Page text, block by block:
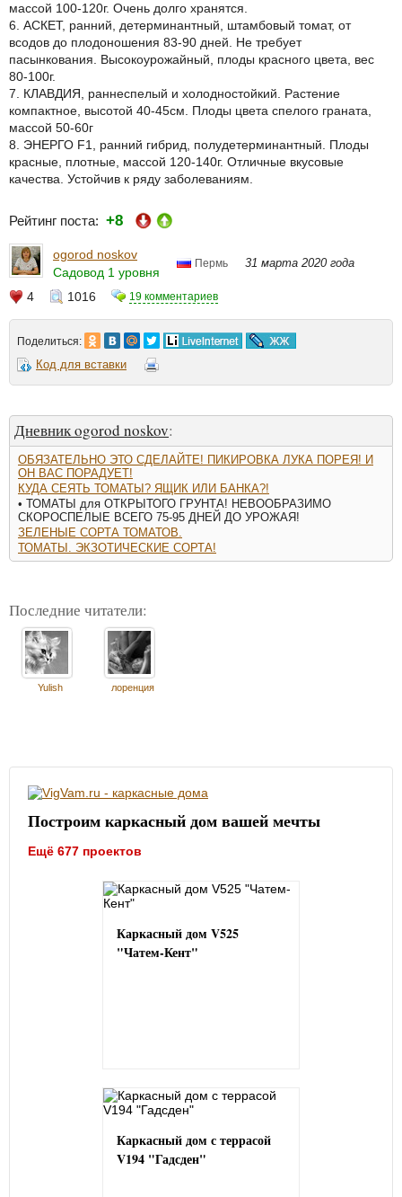
массой 100-120г. Очень долго хранятся.
6. АСКЕТ, ранний, детерминантный, штамбовый томат, от
всодов до плодоношения 83-90 дней. Не требует
пасынкования. Высокоурожайный, плоды красного цвета, вес
80-100г.
7. КЛАВДИЯ, раннеспелый и холодностойкий. Растение
компактное, высотой 40-45см. Плоды цвета спелого граната,
массой 50-60г
8. ЭНЕРГО F1, ранний гибрид, полудетерминантный. Плоды
красные, плотные, массой 120-140г. Отличные вкусовые
качества. Устойчив к ряду заболеваниям.
Рейтинг поста: +8
ogorod noskov
Садовод 1 уровня
Пермь 31 марта 2020 года
4 1016 19 комментариев
Поделиться:
Код для вставки
Дневник ogorod noskov:
ОБЯЗАТЕЛЬНО ЭТО СДЕЛАЙТЕ! ПИКИРОВКА ЛУКА ПОРЕЯ! И
ОН ВАС ПОРАДУЕТ!
КУДА СЕЯТЬ ТОМАТЫ? ЯЩИК ИЛИ БАНКА?!
• ТОМАТЫ для ОТКРЫТОГО ГРУНТА! НЕВООБРАЗИМО
СКОРОСПЕЛЫЕ ВСЕГО 75-95 ДНЕЙ ДО УРОЖАЯ!
ЗЕЛЕНЫЕ СОРТА ТОМАТОВ.
ТОМАТЫ. ЭКЗОТИЧЕСКИЕ СОРТА!
Последние читатели:
Yulish лоренция
Построим каркасный дом вашей мечты
Ещё 677 проектов
Каркасный дом V525
"Чатем-Кент"
Каркасный дом с террасой
V194 "Гадсден"